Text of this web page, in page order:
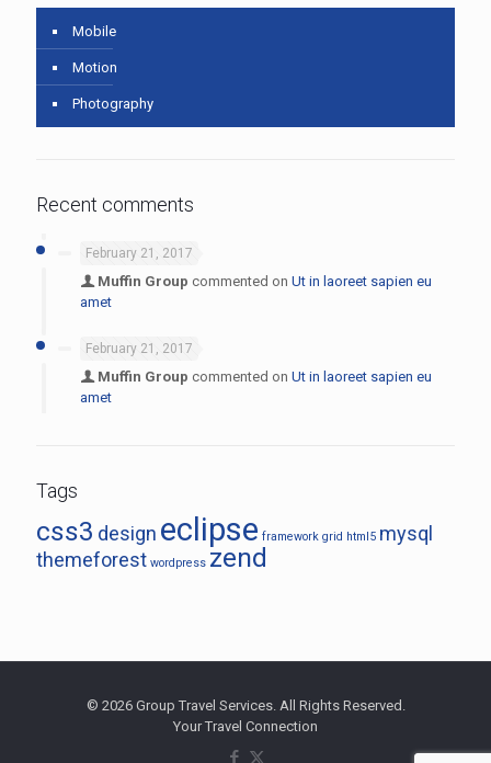
Mobile
Motion
Photography
Recent comments
February 21, 2017
Muffin Group commented on Ut in laoreet sapien eu
amet
February 21, 2017
Muffin Group commented on Ut in laoreet sapien eu
amet
Tags
css3 design eclipse framework grid html5 mysql
themeforest wordpress zend
© 2026 Group Travel Services. All Rights Reserved.
Your Travel Connection